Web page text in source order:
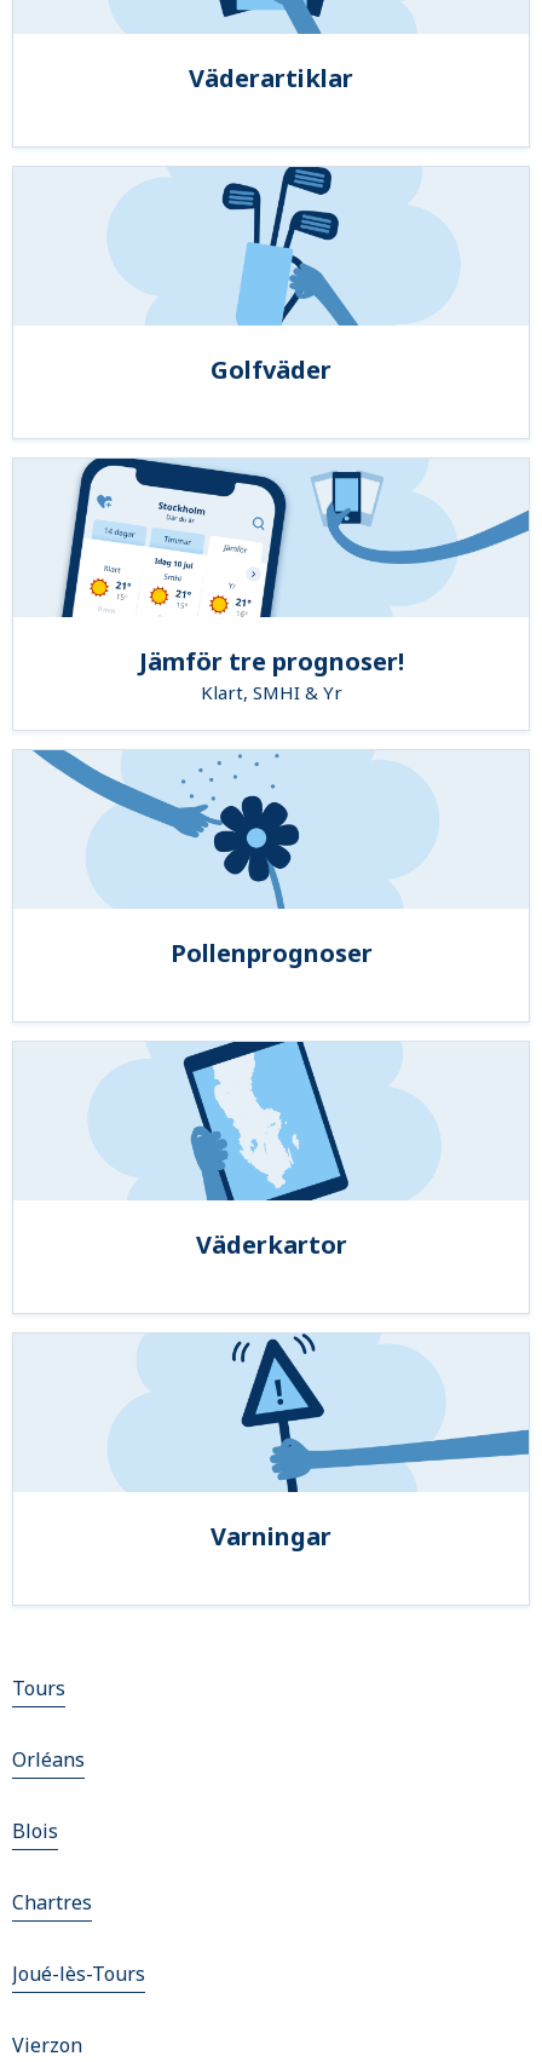
Väderartiklar
Golfväder
Jämför tre prognoser!
Klart, SMHI & Yr
Pollenprognoser
Väderkartor
Varningar
Tours
Orléans
Blois
Chartres
Joué-lès-Tours
Vierzon